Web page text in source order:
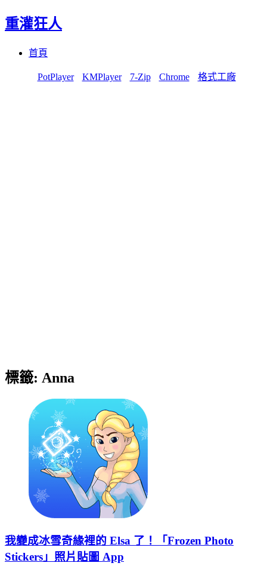
重灌狂人
首頁
PotPlayer KMPlayer 7-Zip Chrome 格式工廠
標籤: Anna
我變成冰雪奇緣裡的 Elsa 了！「Frozen Photo
Stickers」照片貼圖 App